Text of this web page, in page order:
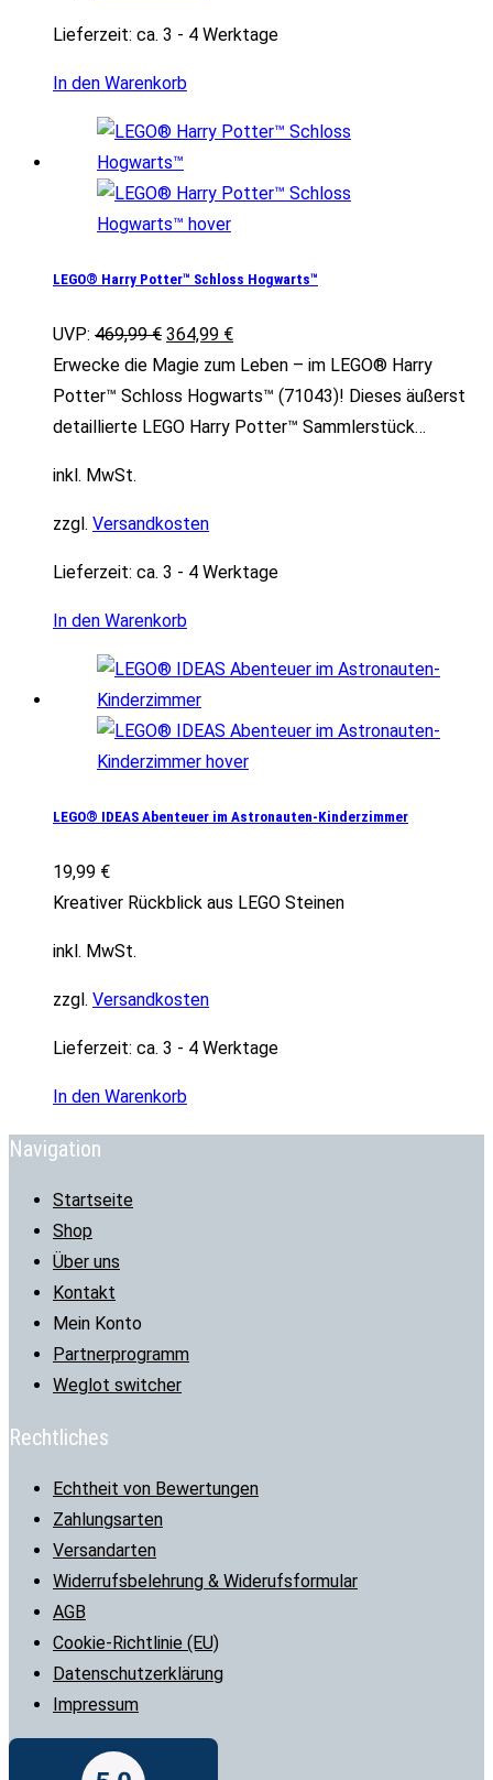
Lieferzeit: ca. 3 - 4 Werktage
In den Warenkorb
LEGO® Harry Potter™ Schloss Hogwarts™
UVP: 469,99€ Ursprünglicher
Preis
war:
469,99 €
364,99 €Aktueller
Preis
ist:
364,99 €.
Erwecke die Magie zum Leben – im LEGO® Harry
Potter™ Schloss Hogwarts™ (71043)! Dieses äußerst
detaillierte LEGO Harry Potter™ Sammlerstück…
inkl. MwSt.
zzgl. Versandkosten
Lieferzeit: ca. 3 - 4 Werktage
In den Warenkorb
LEGO® IDEAS Abenteuer im Astronauten-Kinderzimmer
19,99 €
Kreativer Rückblick aus LEGO Steinen
inkl. MwSt.
zzgl. Versandkosten
Lieferzeit: ca. 3 - 4 Werktage
In den Warenkorb
Navigation
Startseite
Shop
Über uns
Kontakt
Mein Konto
Partnerprogramm
Weglot switcher
Rechtliches
Echtheit von Bewertungen
Zahlungsarten
Versandarten
Widerrufsbelehrung & Widerufsformular
AGB
Cookie-Richtlinie (EU)
Datenschutzerklärung
Impressum